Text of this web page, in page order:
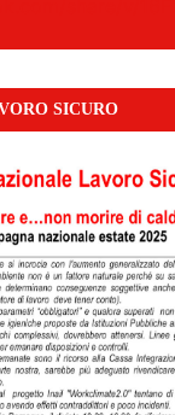
SICURO